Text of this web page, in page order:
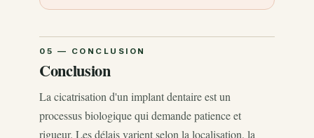
Conclusion
La cicatrisation d'un implant dentaire est un
processus biologique qui demande patience et
rigueur. Les délais varient selon la localisation, la